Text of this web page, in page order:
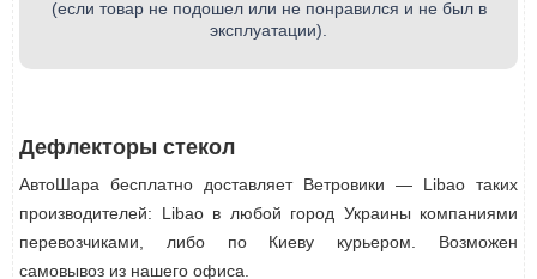
(если товар не подошел или не понравился и не был в
эксплуатации).
Дефлекторы стекол
АвтоШара бесплатно доставляет Ветровики — Libao таких
производителей: Libao в любой город Украины компаниями
перевозчиками, либо по Киеву курьером. Возможен
самовывоз из нашего офиса.